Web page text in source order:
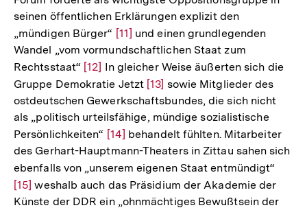
der
Fußnote
seinen öffentlichen Erklärungen explizit den
„mündigen Bürger“ Zur
Auflösung
der
Fußnote
[11] und einen grundlegenden
Wandel „vom vormundschaftlichen Staat zum
Rechtsstaat“ Zur
Auflösung
der
Fußnote
[12] In gleicher Weise äußerten sich die
Gruppe Demokratie Jetzt Zur
Auflösung
der
Fußnote
[13] sowie Mitglieder des
ostdeutschen Gewerkschaftsbundes, die sich nicht
als „politisch urteilsfähige, mündige sozialistische
Persönlichkeiten“ Zur
Auflösung
der
Fußnote
[14] behandelt fühlten. Mitarbeiter
des Gerhart-Hauptmann-Theaters in Zittau sahen sich
ebenfalls von „unserem eigenen Staat entmündigt“
der
[15] weshalb auch das Präsidium der Akademie der
Künste der DDR ein „ohnmächtiges Bewußtsein der